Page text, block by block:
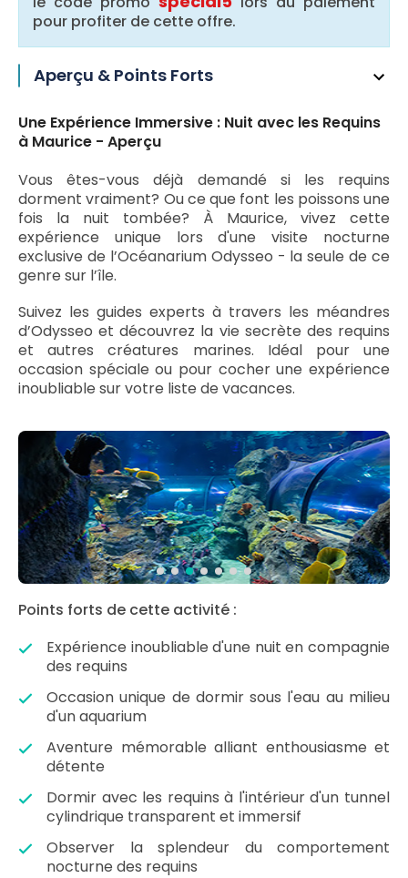
pour profiter de cette offre.
Aperçu & Points Forts
Une Expérience Immersive : Nuit avec les Requins
à Maurice - Aperçu
Vous êtes-vous déjà demandé si les requins
dorment vraiment? Ou ce que font les poissons une
fois la nuit tombée? À Maurice, vivez cette
expérience unique lors d'une visite nocturne
exclusive de l’Océanarium Odysseo - la seule de ce
genre sur l’île.
Suivez les guides experts à travers les méandres
d’Odysseo et découvrez la vie secrète des requins
et autres créatures marines. Idéal pour une
occasion spéciale ou pour cocher une expérience
inoubliable sur votre liste de vacances.
Points forts de cette activité :
Expérience inoubliable d'une nuit en compagnie
des requins
Occasion unique de dormir sous l'eau au milieu
d'un aquarium
Aventure mémorable alliant enthousiasme et
détente
Dormir avec les requins à l'intérieur d'un tunnel
cylindrique transparent et immersif
Observer la splendeur du comportement
nocturne des requins